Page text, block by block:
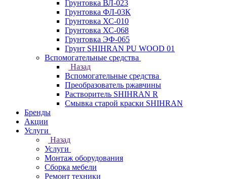
Грунтовка ВЛ-023
Грунтовка ФЛ-03К
Грунтовка ХС-010
Грунтовка ХС-068
Грунтовка ЭФ-065
Грунт SHIHRAN PU WOOD 01
Вспомогательные средства
Назад
Вспомогательные средства
Преобразователь ржавчины
Растворитель SHIHRAN R
Смывка старой краски SHIHRAN
Бренды
Акции
Услуги
Назад
Услуги
Монтаж оборудования
Сборка мебели
Ремонт техники